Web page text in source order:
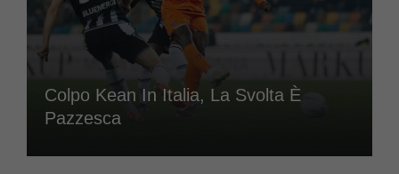
Colpo Kean In Italia, La Svolta È
Pazzesca